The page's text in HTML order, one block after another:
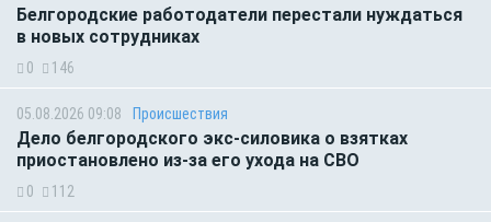
Белгородские работодатели перестали нуждаться
в новых сотрудниках
0 146
05.08.2026 09:08 Происшествия
Дело белгородского экс-силовика о взятках
приостановлено из-за его ухода на СВО
0 112